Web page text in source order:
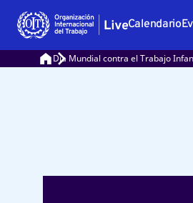
Calendario
Día Mundial contra el Trabajo